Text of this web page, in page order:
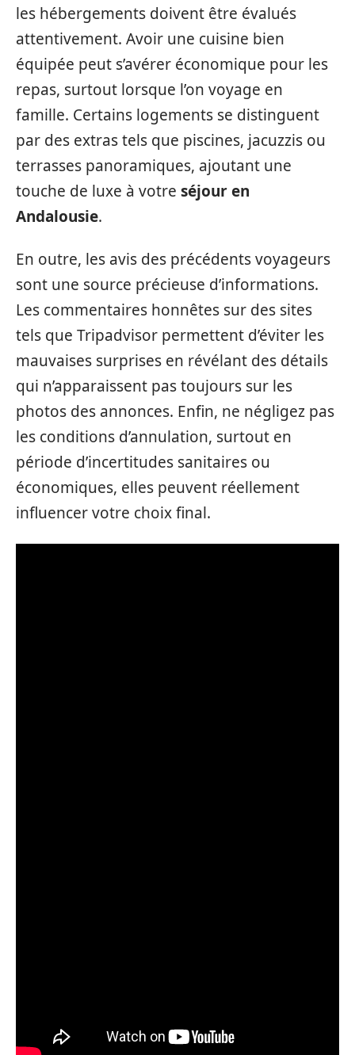
les hébergements doivent être évalués
attentivement. Avoir une cuisine bien
équipée peut s’avérer économique pour les
repas, surtout lorsque l’on voyage en
famille. Certains logements se distinguent
par des extras tels que piscines, jacuzzis ou
terrasses panoramiques, ajoutant une
touche de luxe à votre séjour en
Andalousie.
En outre, les avis des précédents voyageurs
sont une source précieuse d’informations.
Les commentaires honnêtes sur des sites
tels que Tripadvisor permettent d’éviter les
mauvaises surprises en révélant des détails
qui n’apparaissent pas toujours sur les
photos des annonces. Enfin, ne négligez pas
les conditions d’annulation, surtout en
période d’incertitudes sanitaires ou
économiques, elles peuvent réellement
influencer votre choix final.